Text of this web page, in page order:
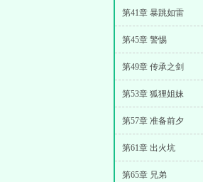
第41章 暴跳如雷
第45章 警惕
第49章 传承之剑
第53章 狐狸姐妹
第57章 准备前夕
第61章 出火坑
第65章 兄弟